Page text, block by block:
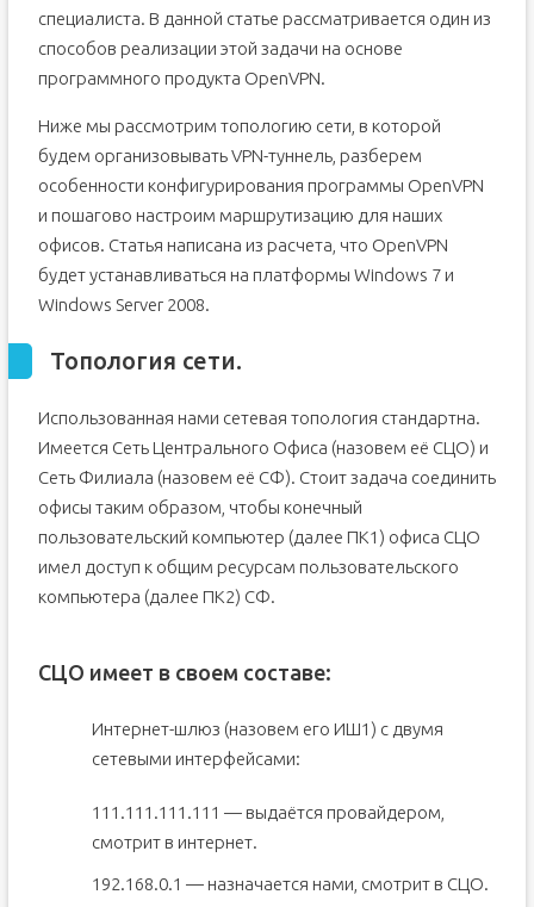
специалиста. В данной статье рассматривается один из
способов реализации этой задачи на основе
программного продукта OpenVPN.
Ниже мы рассмотрим топологию сети, в которой
будем организовывать VPN-туннель, разберем
особенности конфигурирования программы OpenVPN
и пошагово настроим маршрутизацию для наших
офисов. Статья написана из расчета, что OpenVPN
будет устанавливаться на платформы Windows 7 и
Windows Server 2008.
Топология сети.
Использованная нами сетевая топология стандартна.
Имеется Сеть Центрального Офиса (назовем её СЦО) и
Сеть Филиала (назовем её СФ). Стоит задача соединить
офисы таким образом, чтобы конечный
пользовательский компьютер (далее ПК1) офиса СЦО
имел доступ к общим ресурсам пользовательского
компьютера (далее ПК2) СФ.
CЦО имеет в своем составе:
Интернет-шлюз (назовем его ИШ1) с двумя
сетевыми интерфейсами:
111.111.111.111 — выдаётся провайдером,
смотрит в интернет.
192.168.0.1 — назначается нами, смотрит в СЦО.